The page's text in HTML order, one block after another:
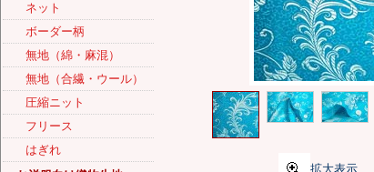
ネット
ボーダー柄
無地（綿・麻混）
無地（合繊・ウール）
圧縮ニット
フリース
はぎれ
拡大表示